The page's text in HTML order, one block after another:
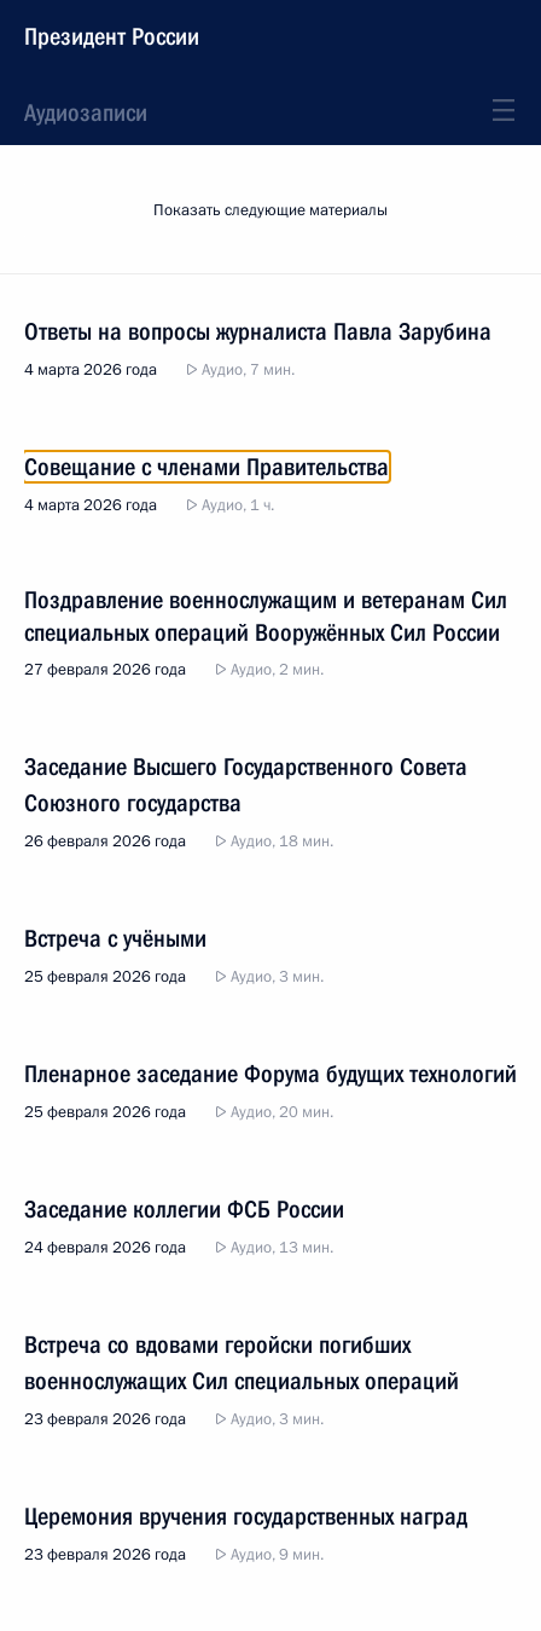
Президент России
Аудиозаписи
Показать следующие материалы
Ответы на вопросы журналиста Павла Зарубина
4 марта 2026 года Аудио, 7 мин.
Совещание с членами Правительства
4 марта 2026 года Аудио, 1 ч.
Поздравление военнослужащим и ветеранам Сил
специальных операций Вооружённых Сил России
27 февраля 2026 года Аудио, 2 мин.
Заседание Высшего Государственного Совета
Союзного государства
26 февраля 2026 года Аудио, 18 мин.
Встреча с учёными
25 февраля 2026 года Аудио, 3 мин.
Пленарное заседание Форума будущих технологий
25 февраля 2026 года Аудио, 20 мин.
Заседание коллегии ФСБ России
24 февраля 2026 года Аудио, 13 мин.
Встреча со вдовами геройски погибших
военнослужащих Сил специальных операций
23 февраля 2026 года Аудио, 3 мин.
Церемония вручения государственных наград
23 февраля 2026 года Аудио, 9 мин.